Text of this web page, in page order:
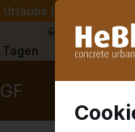
liefern wir
Schon